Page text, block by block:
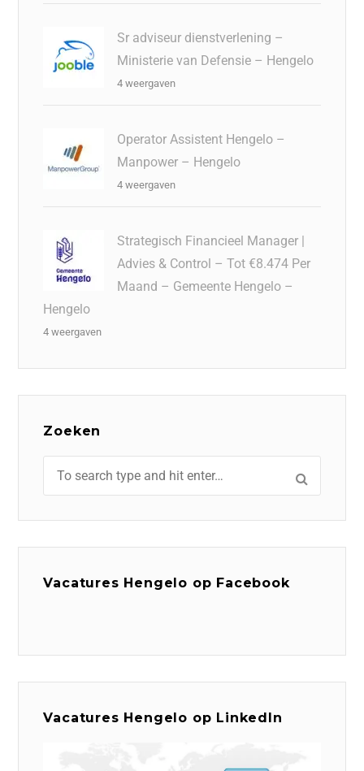
Sr adviseur dienstverlening –
Ministerie van Defensie – Hengelo
4 weergaven
Operator Assistent Hengelo –
Manpower – Hengelo
4 weergaven
Strategisch Financieel Manager |
Advies & Control – Tot €8.474 Per
Maand – Gemeente Hengelo –
Hengelo
4 weergaven
Zoeken
Vacatures Hengelo op Facebook
Vacatures Hengelo op LinkedIn